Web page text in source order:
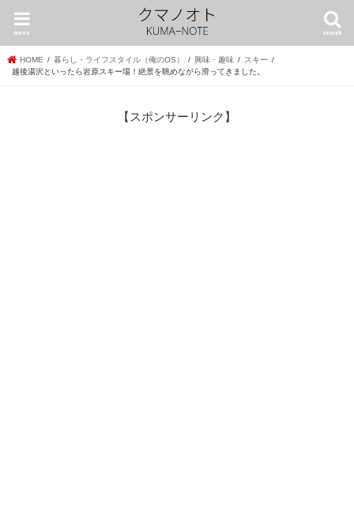
search
menu
HOME 暮らし・ライフスタイル（俺のOS） 興味・趣味
スキー
越後湯沢といったら岩原スキー場！絶景を眺めながら滑ってきました。
【スポンサーリンク】